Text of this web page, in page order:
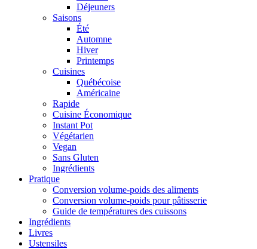
Déjeuners
Saisons
Été
Automne
Hiver
Printemps
Cuisines
Québécoise
Américaine
Rapide
Cuisine Économique
Instant Pot
Végétarien
Vegan
Sans Gluten
Ingrédients
Pratique
Conversion volume-poids des aliments
Conversion volume-poids pour pâtisserie
Guide de températures des cuissons
Ingrédients
Livres
Ustensiles